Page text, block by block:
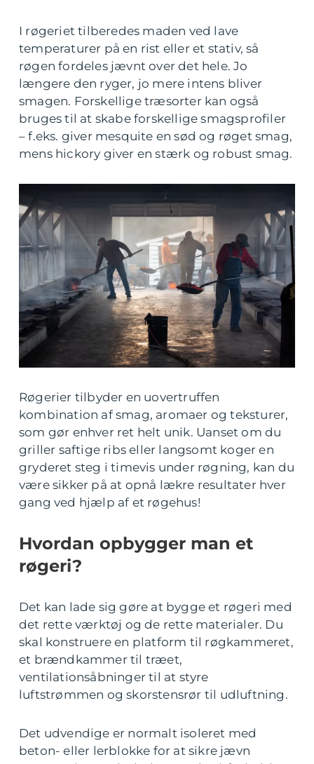
I røgeriet tilberedes maden ved lave
temperaturer på en rist eller et stativ, så
røgen fordeles jævnt over det hele. Jo
længere den ryger, jo mere intens bliver
smagen. Forskellige træsorter kan også
bruges til at skabe forskellige smagsprofiler
– f.eks. giver mesquite en sød og røget smag,
mens hickory giver en stærk og robust smag.
Røgerier tilbyder en uovertruffen
kombination af smag, aromaer og teksturer,
som gør enhver ret helt unik. Uanset om du
griller saftige ribs eller langsomt koger en
gryderet steg i timevis under røgning, kan du
være sikker på at opnå lækre resultater hver
gang ved hjælp af et røgehus!
Hvordan opbygger man et
røgeri?
Det kan lade sig gøre at bygge et røgeri med
det rette værktøj og de rette materialer. Du
skal konstruere en platform til røgkammeret,
et brændkammer til træet,
ventilationsåbninger til at styre
luftstrømmen og skorstensrør til udluftning.
Det udvendige er normalt isoleret med
beton- eller lerblokke for at sikre jævn